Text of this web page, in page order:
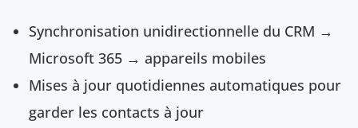
Synchronisation unidirectionnelle du CRM →
Microsoft 365 → appareils mobiles
Mises à jour quotidiennes automatiques pour
garder les contacts à jour